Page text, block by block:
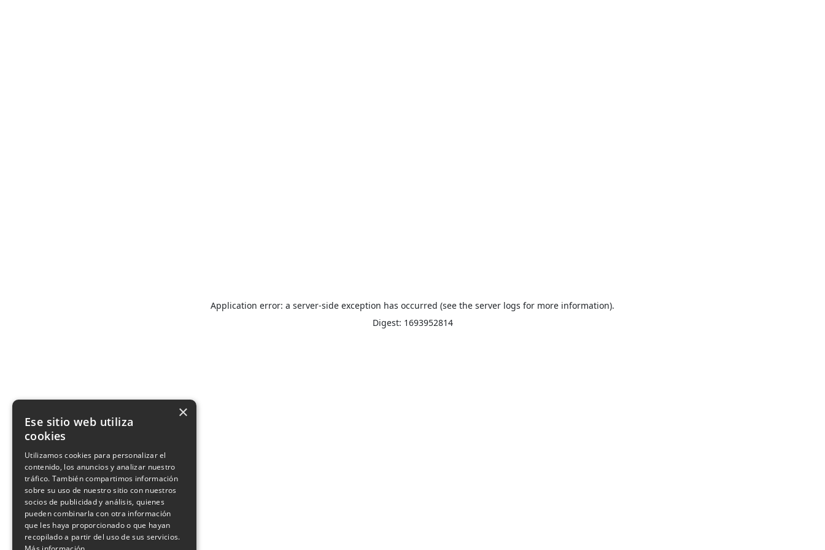
Application error: a server-side exception has occurred (see the server logs for more information).
Digest: 1693952814
×
Ese sitio web utiliza
cookies
Utilizamos cookies para personalizar el
contenido, los anuncios y analizar nuestro
tráfico. También compartimos información
sobre su uso de nuestro sitio con nuestros
socios de publicidad y análisis, quienes
pueden combinarla con otra información
que les haya proporcionado o que hayan
recopilado a partir del uso de sus servicios.